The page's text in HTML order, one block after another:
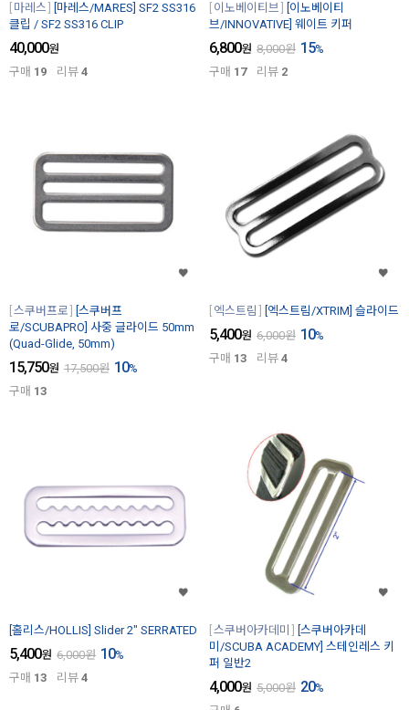
마레스
[마레스/MARES] SF2 SS316
클립 / SF2 SS316 CLIP
40,000원
구매 19 리뷰 4
이노베이티브
[이노베이티
브/INNOVATIVE] 웨이트 키퍼
6,800원 8,000원 15%
구매 17 리뷰 2
스쿠버프로
[스쿠버프
로/SCUBAPRO] 사중 글라이드 50mm
(Quad-Glide, 50mm)
15,750원 17,500원 10%
구매 13
엑스트림 [엑스트림/XTRIM] 슬라이드
5,400원 6,000원 10%
구매 13 리뷰 4
[홀리스/HOLLIS] Slider 2" SERRATED
5,400원 6,000원 10%
구매 13 리뷰 4
스쿠버아카데미
[스쿠버아카데
미/SCUBA ACADEMY] 스테인레스 키
퍼 일반2
4,000원 5,000원 20%